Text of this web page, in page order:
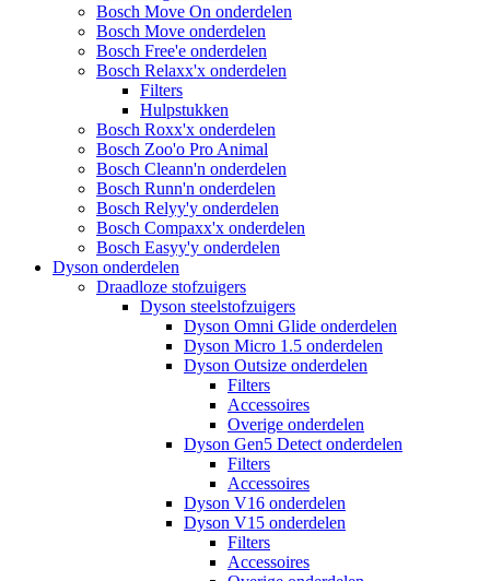
Bosch Move On onderdelen
Bosch Move onderdelen
Bosch Free'e onderdelen
Bosch Relaxx'x onderdelen
Filters
Hulpstukken
Bosch Roxx'x onderdelen
Bosch Zoo'o Pro Animal
Bosch Cleann'n onderdelen
Bosch Runn'n onderdelen
Bosch Relyy'y onderdelen
Bosch Compaxx'x onderdelen
Bosch Easyy'y onderdelen
Dyson onderdelen
Draadloze stofzuigers
Dyson steelstofzuigers
Dyson Omni Glide onderdelen
Dyson Micro 1.5 onderdelen
Dyson Outsize onderdelen
Filters
Accessoires
Overige onderdelen
Dyson Gen5 Detect onderdelen
Filters
Accessoires
Dyson V16 onderdelen
Dyson V15 onderdelen
Filters
Accessoires